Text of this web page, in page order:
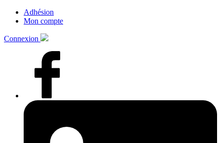
Adhésion
Mon compte
Connexion